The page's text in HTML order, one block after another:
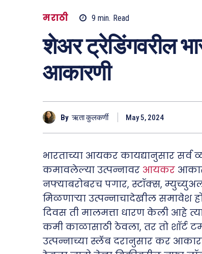
मराठी 9 min. Read
शेअर ट्रेडिंगवरील
आकारणी
By ऋता कुलकर्णी May 5, 2024
भारताच्या आयकर कायद्यानुसार सर्व
कमावलेल्या उत्पन्नावर आयकर
नफ्याबरोबरच पगार, स्टॉक्स,
मिळणाऱ्या उत्पन्नाचादेखील समावेश
दिवस ती मालमत्ता धारण केली आहे
कमी काळासाठी ठेवला, तर तो शॉर्ट
उत्पन्नाच्या स्लॅब दरानुसार कर